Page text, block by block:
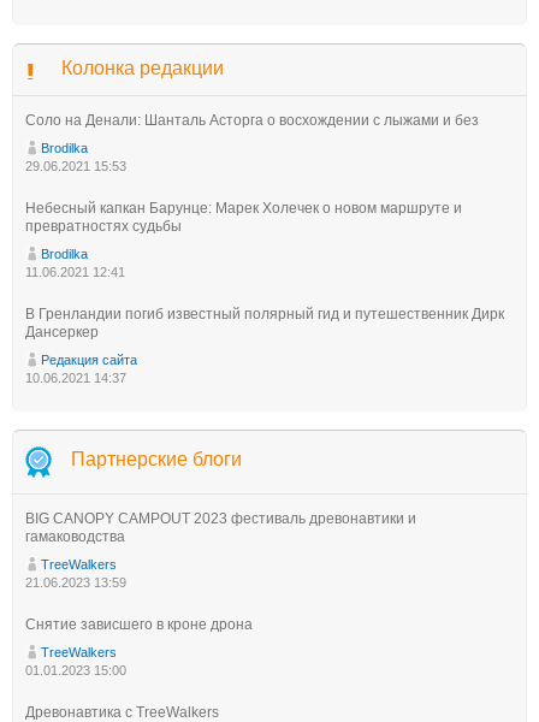
Колонка редакции
Соло на Денали: Шанталь Асторга о восхождении с лыжами и без
Brodilka
29.06.2021 15:53
Небесный капкан Барунце: Марек Холечек о новом маршруте и
превратностях судьбы
Brodilka
11.06.2021 12:41
В Гренландии погиб известный полярный гид и путешественник Дирк
Дансеркер
Редакция сайта
10.06.2021 14:37
Партнерские блоги
BIG CANOPY CAMPOUT 2023 фестиваль древонавтики и
гамаководства
TreeWalkers
21.06.2023 13:59
Снятие зависшего в кроне дрона
TreeWalkers
01.01.2023 15:00
Древонавтика с TreeWalkers